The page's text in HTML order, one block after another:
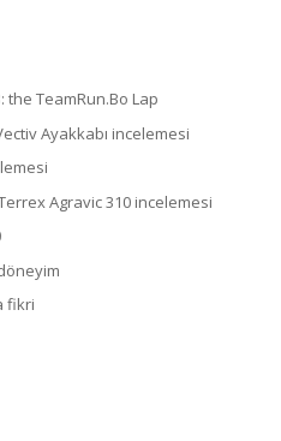
the TeamRun.Bo Lap
Ayakkabı incelemesi
Agravic 310 incelemesi
fikri